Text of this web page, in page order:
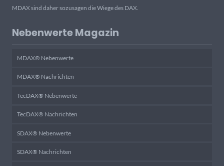
MDAX sind daher sozusagen die Wiege des DAX.
Nebenwerte Magazin
MDAX® Nebenwerte
MDAX® Nachrichten
TecDAX® Nebenwerte
TecDAX® Nachrichten
SDAX® Nebenwerte
SDAX® Nachrichten